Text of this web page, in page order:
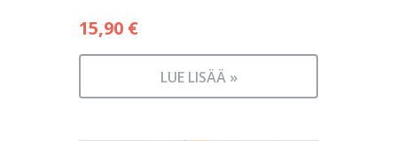
15,90 €
LUE LISÄÄ »